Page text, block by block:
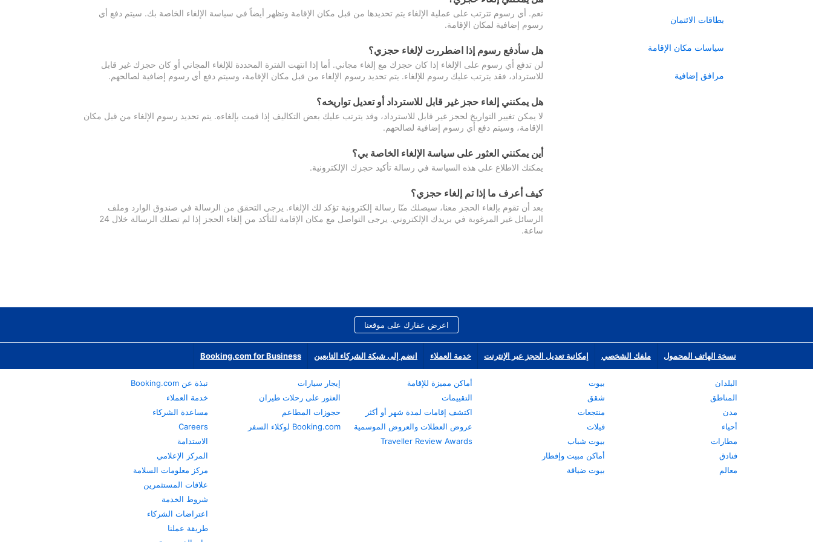
بطاقات الائتمان
سياسات مكان الإقامة
مرافق إضافية
نعم. أي رسوم تترتب على عملية الإلغاء يتم تحديدها من قبل مكان الإقامة وتظهر أيضاً في سياسة الإلغاء الخاصة بك. سيتم دفع أي
رسوم إضافية لمكان الإقامة.
هل سأدفع رسوم إذا اضطررت لإلغاء حجزي؟
لن تدفع أي رسوم على الإلغاء إذا كان حجزك مع إلغاء مجاني. أما إذا انتهت الفترة المحددة للإلغاء المجاني أو كان حجزك غير قابل
للاسترداد، فقد يترتب عليك رسوم للإلغاء. يتم تحديد رسوم الإلغاء من قبل مكان الإقامة، وسيتم دفع أي رسوم إضافية لصالحهم.
هل يمكنني إلغاء حجز غير قابل للاسترداد أو تعديل تواريخه؟
لا يمكن تغيير التواريخ لحجز غير قابل للاسترداد، وقد يترتب عليك بعض التكاليف إذا قمت بإلغاءه. يتم تحديد رسوم الإلغاء من قبل مكان
الإقامة، وسيتم دفع أي رسوم إضافية لصالحهم.
أين يمكنني العثور على سياسة الإلغاء الخاصة بي؟
يمكنك الاطلاع على هذه السياسة في رسالة تأكيد حجزك الإلكترونية.
كيف أعرف ما إذا تم إلغاء حجزي؟
بعد أن تقوم بإلغاء الحجز معنا، سيصلك منّا رسالة إلكترونية تؤكد لك الإلغاء. يرجى التحقق من الرسالة في صندوق الوارد وملف
الرسائل غير المرغوبة في بريدك الإلكتروني. يرجى التواصل مع مكان الإقامة للتأكد من إلغاء الحجز إذا لم تصلك الرسالة خلال 24
ساعة.
اعرض عقارك على موقعنا
نسخة الهاتف المحمول ملفك الشخصي إمكانية تعديل الحجز عبر الإنترنت خدمة العملاء انضم إلى شبكة الشركاء التابعين Booking.com for Business
البلدان
المناطق
مدن
أحياء
مطارات
فنادق
معالم
بيوت
شقق
منتجعات
فيلات
بيوت شباب
أماكن مبيت وإفطار
بيوت ضيافة
أماكن مميزة للإقامة
التقييمات
اكتشف إقامات لمدة شهر أو أكثر
عروض العطلات والعروض الموسمية
Traveller Review Awards
إيجار سيارات
العثور على رحلات طيران
حجوزات المطاعم
Booking.com لوكلاء السفر
نبذة عن Booking.com
خدمة العملاء
مساعدة الشركاء
Careers
الاستدامة
المركز الإعلامي
مركز معلومات السلامة
علاقات المستثمرين
شروط الخدمة
اعتراضات الشركاء
طريقة عملنا